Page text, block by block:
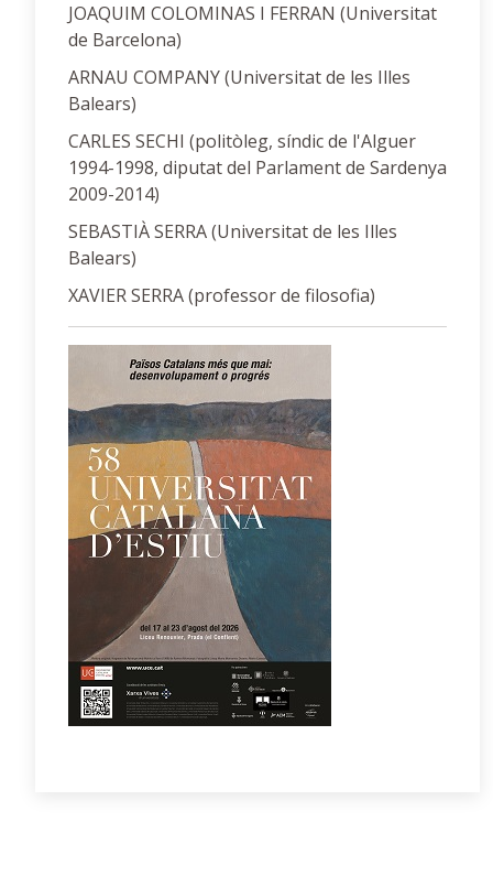
JOAQUIM COLOMINAS I FERRAN (Universitat
de Barcelona)
ARNAU COMPANY (Universitat de les Illes
Balears)
CARLES SECHI (politòleg, síndic de l'Alguer
1994-1998, diputat del Parlament de Sardenya
2009-2014)
SEBASTIÀ SERRA (Universitat de les Illes
Balears)
XAVIER SERRA (professor de filosofia)